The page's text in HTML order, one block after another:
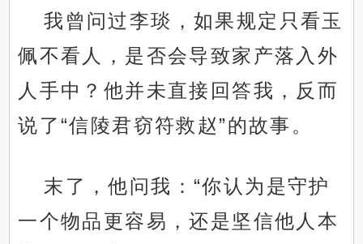
我曾问过李琰，如果规定只看玉
佩不看人，是否会导致家产落入外
人手中？他并未直接回答我，反而
说了“信陵君窃符救赵”的故事。
末了，他问我：“你认为是守护
一个物品更容易，还是坚信他人本